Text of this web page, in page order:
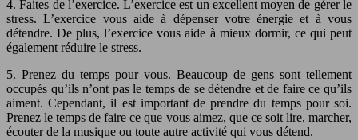
4. Faites de l’exercice. L’exercice est un excellent moyen de gérer le
stress. L’exercice vous aide à dépenser votre énergie et à vous
détendre. De plus, l’exercice vous aide à mieux dormir, ce qui peut
également réduire le stress.
5. Prenez du temps pour vous. Beaucoup de gens sont tellement
occupés qu’ils n’ont pas le temps de se détendre et de faire ce qu’ils
aiment. Cependant, il est important de prendre du temps pour soi.
Prenez le temps de faire ce que vous aimez, que ce soit lire, marcher,
écouter de la musique ou toute autre activité qui vous détend.